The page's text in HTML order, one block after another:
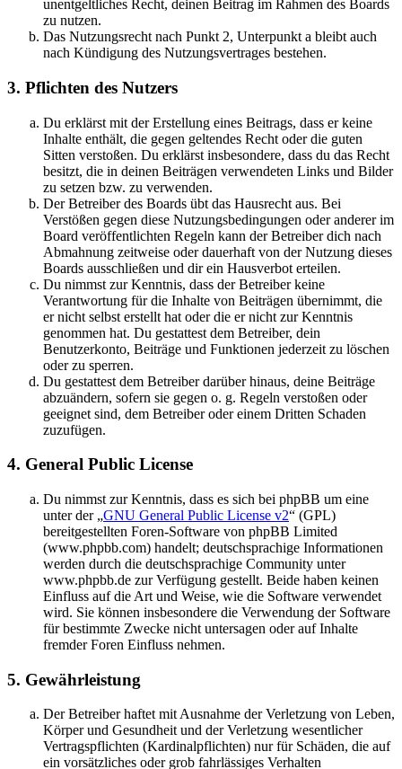
unentgeltliches Recht, deinen Beitrag im Rahmen des Boards
zu nutzen.
Das Nutzungsrecht nach Punkt 2, Unterpunkt a bleibt auch
nach Kündigung des Nutzungsvertrages bestehen.
3. Pflichten des Nutzers
Du erklärst mit der Erstellung eines Beitrags, dass er keine
Inhalte enthält, die gegen geltendes Recht oder die guten
Sitten verstoßen. Du erklärst insbesondere, dass du das Recht
besitzt, die in deinen Beiträgen verwendeten Links und Bilder
zu setzen bzw. zu verwenden.
Der Betreiber des Boards übt das Hausrecht aus. Bei
Verstößen gegen diese Nutzungsbedingungen oder anderer im
Board veröffentlichten Regeln kann der Betreiber dich nach
Abmahnung zeitweise oder dauerhaft von der Nutzung dieses
Boards ausschließen und dir ein Hausverbot erteilen.
Du nimmst zur Kenntnis, dass der Betreiber keine
Verantwortung für die Inhalte von Beiträgen übernimmt, die
er nicht selbst erstellt hat oder die er nicht zur Kenntnis
genommen hat. Du gestattest dem Betreiber, dein
Benutzerkonto, Beiträge und Funktionen jederzeit zu löschen
oder zu sperren.
Du gestattest dem Betreiber darüber hinaus, deine Beiträge
abzuändern, sofern sie gegen o. g. Regeln verstoßen oder
geeignet sind, dem Betreiber oder einem Dritten Schaden
zuzufügen.
4. General Public License
Du nimmst zur Kenntnis, dass es sich bei phpBB um eine
unter der „GNU General Public License v2“ (GPL)
bereitgestellten Foren-Software von phpBB Limited
(www.phpbb.com) handelt; deutschsprachige Informationen
werden durch die deutschsprachige Community unter
www.phpbb.de zur Verfügung gestellt. Beide haben keinen
Einfluss auf die Art und Weise, wie die Software verwendet
wird. Sie können insbesondere die Verwendung der Software
für bestimmte Zwecke nicht untersagen oder auf Inhalte
fremder Foren Einfluss nehmen.
5. Gewährleistung
Der Betreiber haftet mit Ausnahme der Verletzung von Leben,
Körper und Gesundheit und der Verletzung wesentlicher
Vertragspflichten (Kardinalpflichten) nur für Schäden, die auf
ein vorsätzliches oder grob fahrlässiges Verhalten